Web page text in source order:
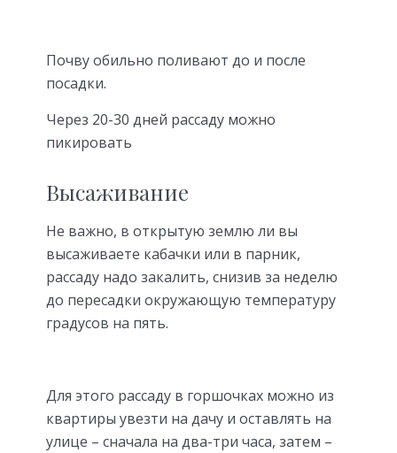
Почву обильно поливают до и после
посадки.
Через 20-30 дней рассаду можно
пикировать
Высаживание
Не важно, в открытую землю ли вы
высаживаете кабачки или в парник,
рассаду надо закалить, снизив за неделю
до пересадки окружающую температуру
градусов на пять.
Для этого рассаду в горшочках можно из
квартиры увезти на дачу и оставлять на
улице – сначала на два-три часа, затем –